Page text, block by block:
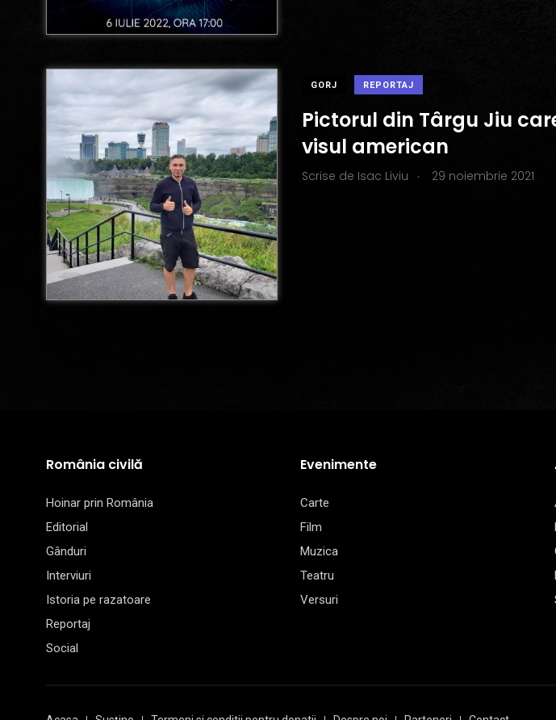
GORJ REPORTAJ
Pictorul din Târgu Jiu
visul american
Scrise de Isac Liviu . 29 noiembrie 2021
România civilă
Hoinar prin România
Editorial
Gânduri
Interviuri
Istoria pe razatoare
Reportaj
Social
Evenimente
Carte
Film
Muzica
Teatru
Versuri